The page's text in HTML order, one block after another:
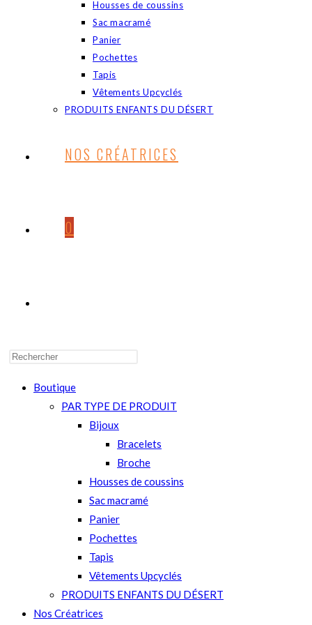
Housses de coussins
Sac macramé
Panier
Pochettes
Tapis
Vêtements Upcyclés
PRODUITS ENFANTS DU DÉSERT
NOS CRÉATRICES
0
SEARCH
Boutique
PAR TYPE DE PRODUIT
Bijoux
Bracelets
Broche
Housses de coussins
Sac macramé
Panier
Pochettes
Tapis
Vêtements Upcyclés
PRODUITS ENFANTS DU DÉSERT
Nos Créatrices